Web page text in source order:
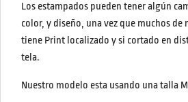
Los estampados pueden tener algún
color, y diseño, una vez que muchos de
tiene Print localizado y si cortado en
tela.
Nuestro modelo esta usando una talla